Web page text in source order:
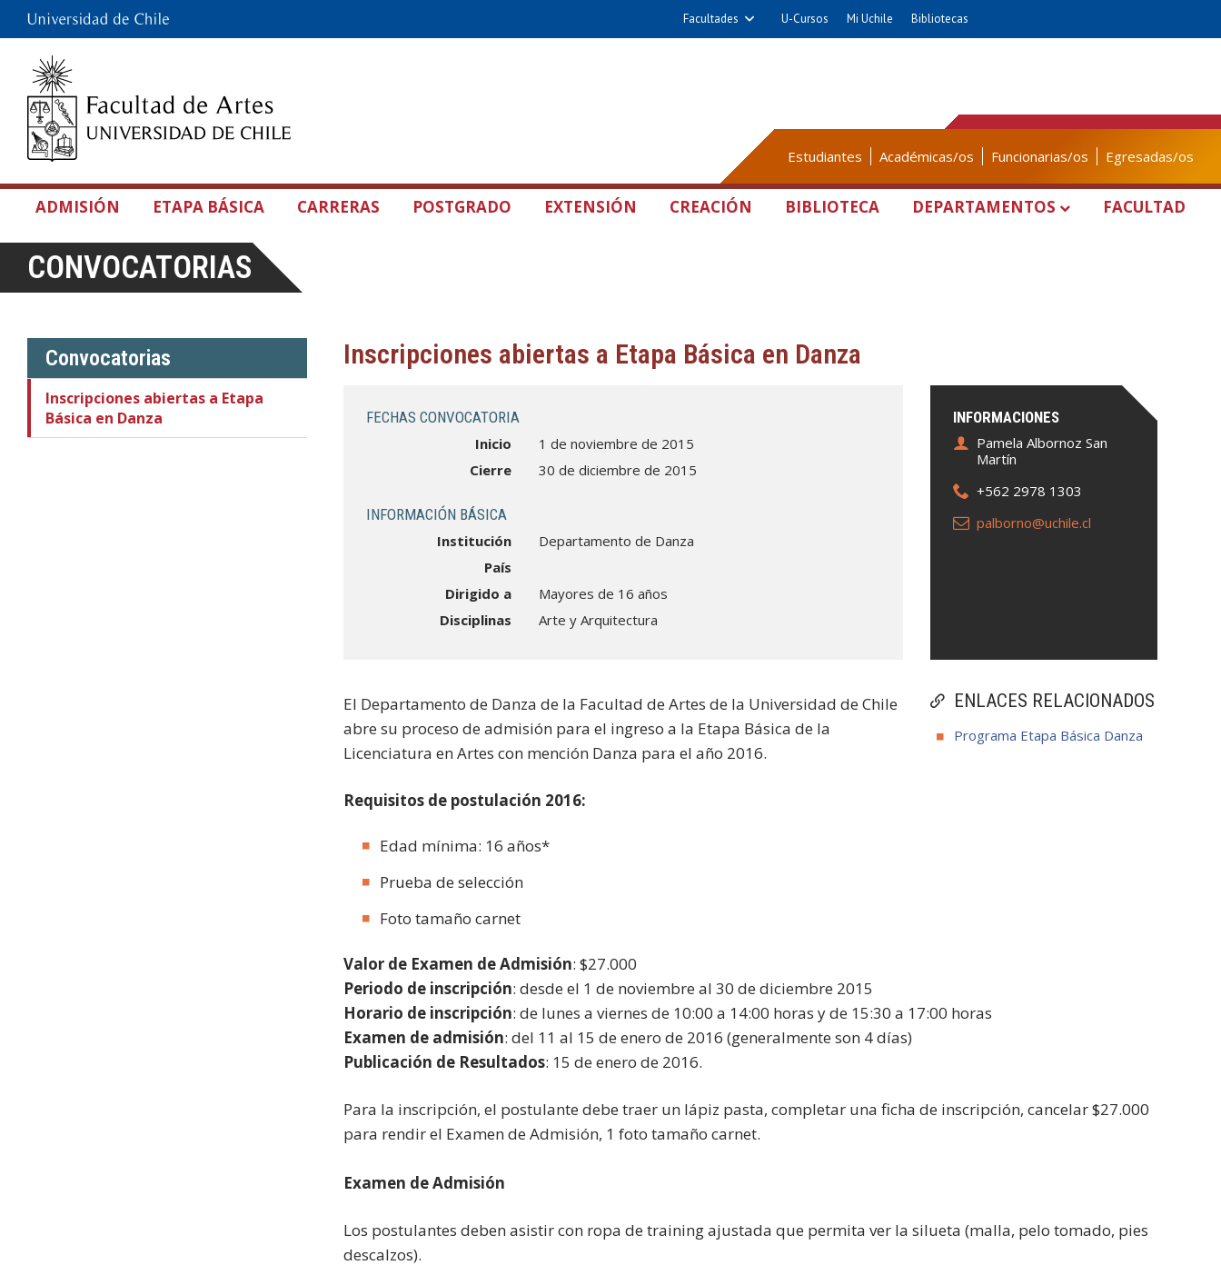
Facultades U-Cursos Mi Uchile Bibliotecas
Estudiantes Académicas/os Funcionarias/os Egresadas/os
ADMISIÓN ETAPA BÁSICA CARRERAS POSTGRADO EXTENSIÓN CREACIÓN BIBLIOTECA DEPARTAMENTOS FACULTAD
CONVOCATORIAS
Convocatorias
Inscripciones abiertas a Etapa
Básica en Danza
Inscripciones abiertas a Etapa Básica en Danza
INFORMACIONES
Pamela Albornoz San
Martín
+562 2978 1303
palborno@uchile.cl
FECHAS CONVOCATORIA
Inicio
1 de noviembre de 2015
Cierre
30 de diciembre de 2015
INFORMACIÓN BÁSICA
Institución
Departamento de Danza
País
Dirigido a
Mayores de 16 años
Disciplinas
Arte y Arquitectura
ENLACES RELACIONADOS
Programa Etapa Básica Danza
El Departamento de Danza de la Facultad de Artes de la Universidad de Chile
abre su proceso de admisión para el ingreso a la Etapa Básica de la
Licenciatura en Artes con mención Danza para el año 2016.
Requisitos de postulación 2016:
Edad mínima: 16 años*
Prueba de selección
Foto tamaño carnet
Valor de Examen de Admisión: $27.000
Periodo de inscripción: desde el 1 de noviembre al 30 de diciembre 2015
Horario de inscripción: de lunes a viernes de 10:00 a 14:00 horas y de 15:30 a 17:00 horas
Examen de admisión: del 11 al 15 de enero de 2016 (generalmente son 4 días)
Publicación de Resultados: 15 de enero de 2016.
Para la inscripción, el postulante debe traer un lápiz pasta, completar una ficha de inscripción, cancelar $27.000
para rendir el Examen de Admisión, 1 foto tamaño carnet.
Examen de Admisión
Los postulantes deben asistir con ropa de training ajustada que permita ver la silueta (malla, pelo tomado, pies
descalzos).